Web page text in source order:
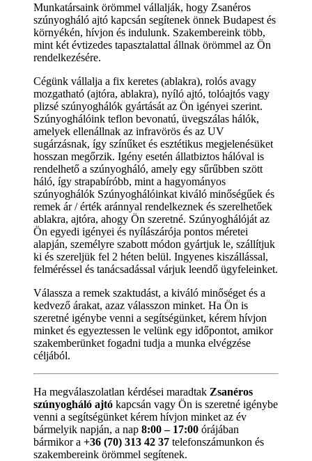
Munkatársaink örömmel vállalják, hogy Zsanéros
szúnyogháló ajtó kapcsán segítenek önnek Budapest és
környékén, hívjon és indulunk. Szakembereink több,
mint két évtizedes tapasztalattal állnak örömmel az Ön
rendelkezésére.
Cégünk vállalja a fix keretes (ablakra), rolós avagy
mozgatható (ajtóra, ablakra), nyíló ajtó, tolóajtós vagy
plizsé szúnyoghálók gyártását az Ön igényei szerint.
Szúnyoghálóink teflon bevonatú, üvegszálas hálók,
amelyek ellenállnak az infravörös és az UV
sugárzásnak, így színűket és esztétikus megjelenésüket
hosszan megőrzik. Igény esetén állatbiztos hálóval is
rendelhető a szúnyogháló, amely egy sűrűbben szött
háló, így strapabíróbb, mint a hagyományos
szúnyoghálók Szúnyoghálóinkat kiváló minőségűek és
remek ár / érték aránnyal rendelkeznek és szerelhetőek
ablakra, ajtóra, ahogy Ön szeretné. Szúnyoghálóját az
Ön egyedi igényei és nyílászárója pontos méretei
alapján, személyre szabott módon gyártjuk le, szállítjuk
ki és szereljük fel 2 héten belül. Ingyenes kiszállással,
felméréssel és tanácsadással várjuk leendő ügyfeleinket.
Válassza a remek szaktudást, a kiváló minőséget és a
kedvező árakat, azaz válasszon minket. Ha Ön is
szeretné igénybe venni a segítségünket, kérem hívjon
minket és egyeztessen le velünk egy időpontot, amikor
szakemberünket fogadni tudja a munka elvégzése
céljából.
Ha megválaszolatlan kérdései maradtak Zsanéros
szúnyogháló ajtó kapcsán vagy Ön is szeretné igénybe
venni a segítségünket kérem hívjon minket az év
bármelyik napján, a nap 8:00 – 17:00 órájában
bármikor a +36 (70) 313 42 37 telefonszámunkon és
szakembereink örömmel segítenek.